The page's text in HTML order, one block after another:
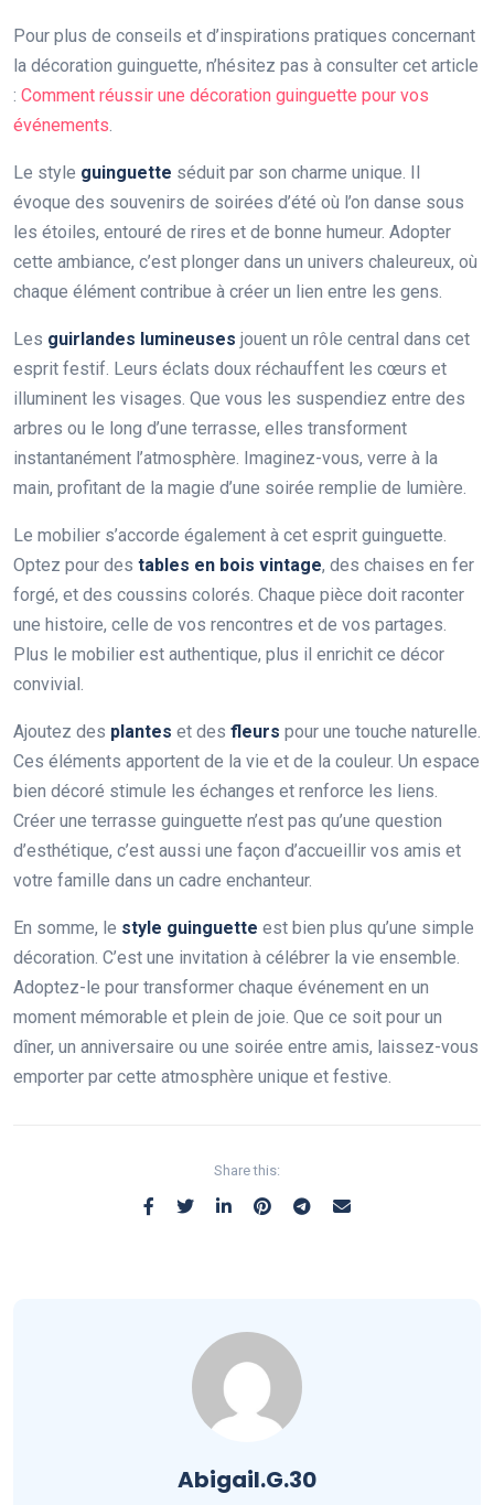
Pour plus de conseils et d’inspirations pratiques concernant
la décoration guinguette, n’hésitez pas à consulter cet article
: Comment réussir une décoration guinguette pour vos
événements
Le style guinguette séduit par son charme unique. Il
évoque des souvenirs de soirées d’été où l’on danse sous
les étoiles, entouré de rires et de bonne humeur. Adopter
cette ambiance, c’est plonger dans un univers chaleureux, où
chaque élément contribue à créer un lien entre les gens.
Les guirlandes lumineuses jouent un rôle central dans cet
esprit festif. Leurs éclats doux réchauffent les cœurs et
illuminent les visages. Que vous les suspendiez entre des
arbres ou le long d’une terrasse, elles transforment
instantanément l’atmosphère. Imaginez-vous, verre à la
main, profitant de la magie d’une soirée remplie de lumière.
Le mobilier s’accorde également à cet esprit guinguette.
Optez pour des tables en bois vintage, des chaises en fer
forgé, et des coussins colorés. Chaque pièce doit raconter
une histoire, celle de vos rencontres et de vos partages.
Plus le mobilier est authentique, plus il enrichit ce décor
convivial.
Ajoutez des plantes et des fleurs pour une touche naturelle.
Ces éléments apportent de la vie et de la couleur. Un espace
bien décoré stimule les échanges et renforce les liens.
Créer une terrasse guinguette n’est pas qu’une question
d’esthétique, c’est aussi une façon d’accueillir vos amis et
votre famille dans un cadre enchanteur.
En somme, le style guinguette est bien plus qu’une simple
décoration. C’est une invitation à célébrer la vie ensemble.
Adoptez-le pour transformer chaque événement en un
moment mémorable et plein de joie. Que ce soit pour un
dîner, un anniversaire ou une soirée entre amis, laissez-vous
emporter par cette atmosphère unique et festive.
Share this:
Abigail.G.30